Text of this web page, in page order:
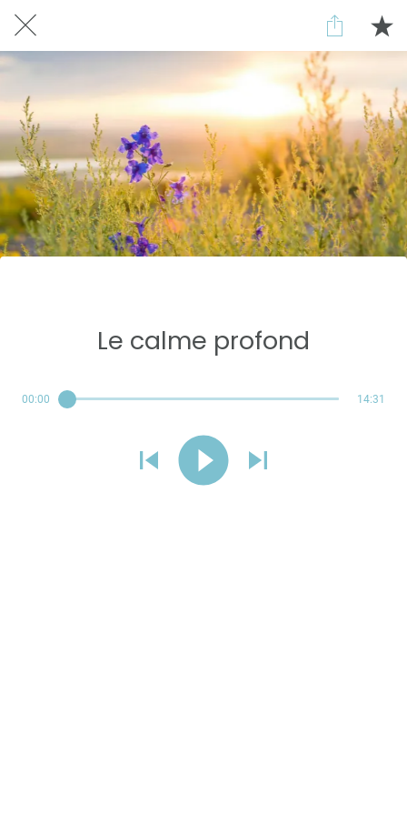
Le calme profond
00:00 14:31